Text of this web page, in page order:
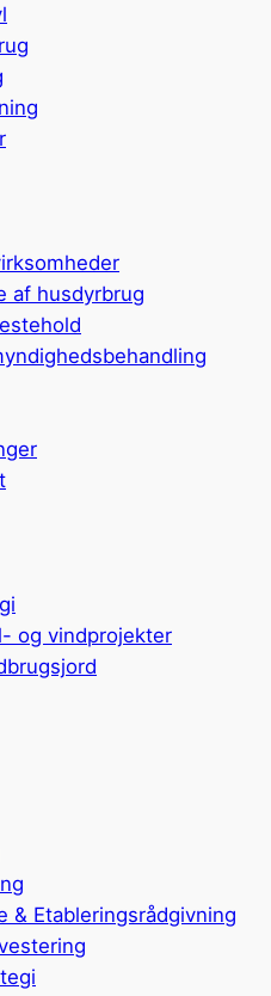
af husdyrbrug
og vindprojekter
& Etableringsrådgivning